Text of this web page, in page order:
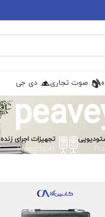
صوت تجاری دی جی
تجهیزات اجرای زنده
41 Products